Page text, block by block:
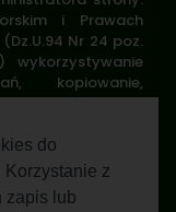
do
Korzystanie z
zapis lub
i Prawach
Nr 24 poz.
wykorzystywanie
kopiowanie,
grafiki, tekstów
autora jest
autorskich oraz
są własnością